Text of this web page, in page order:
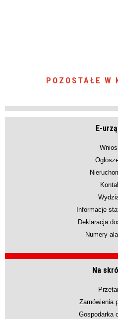
POZOSTAŁE W
E-
Informacje
Deklaracja
Numery
Na
Zamówienia
Gospodarka